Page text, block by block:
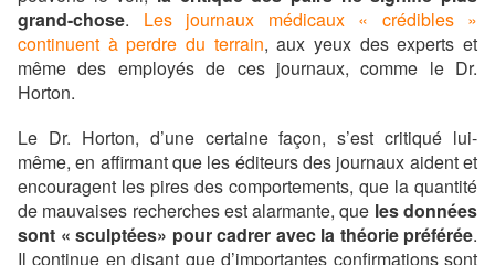
grand-chose. Les journaux médicaux « crédibles »
continuent à perdre du terrain, aux yeux des experts et
même des employés de ces journaux, comme le Dr.
Horton.
Le Dr. Horton, d’une certaine façon, s’est critiqué lui-
même, en affirmant que les éditeurs des journaux aident et
encouragent les pires des comportements, que la quantité
de mauvaises recherches est alarmante, que les données
sont « sculptées» pour cadrer avec la théorie préférée.
Il continue en disant que d’importantes confirmations sont